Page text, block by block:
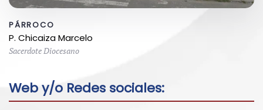
PÁRROCO
P. Chicaiza Marcelo
Sacerdote Diocesano
Web y/o Redes sociales: